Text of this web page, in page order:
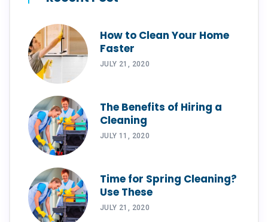
How to Clean Your Home
Faster
JULY 21, 2020
The Benefits of Hiring a
Cleaning
JULY 11, 2020
Time for Spring Cleaning?
Use These
JULY 21, 2020